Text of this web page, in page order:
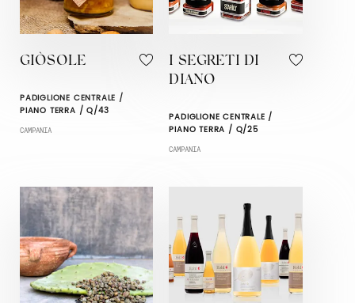
GIÒSOLE
PADIGLIONE CENTRALE /
PIANO TERRA / Q/43
CAMPANIA
I SEGRETI DI
DIANO
PADIGLIONE CENTRALE /
PIANO TERRA / Q/25
CAMPANIA